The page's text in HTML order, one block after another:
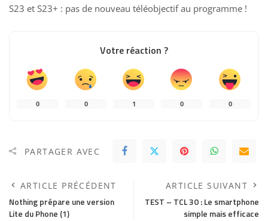
S23 et S23+ : pas de nouveau téléobjectif au programme !
Votre réaction ?
0 0 1 0 0
PARTAGER AVEC
ARTICLE PRÉCÉDENT
Nothing prépare une version
Lite du Phone (1)
ARTICLE SUIVANT
TEST – TCL 30 : Le smartphone
simple mais efficace